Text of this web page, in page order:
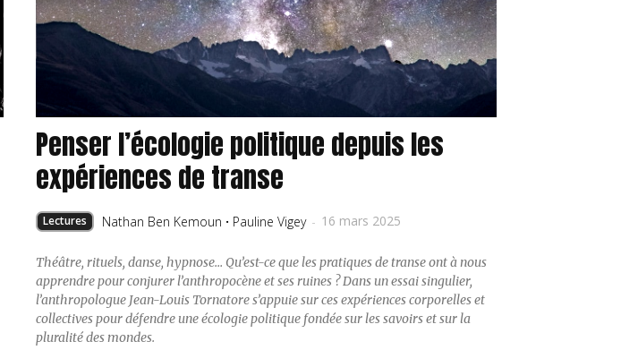
Penser l’écologie politique depuis les
expériences de transe
Lectures Nathan Ben Kemoun · Pauline Vigey - 16 mars 2025
Théâtre, rituels, danse, hypnose… Qu’est-ce que les pratiques de transe ont à nous
apprendre pour conjurer l’anthropocène et ses ruines ? Dans un essai singulier,
l’anthropologue Jean-Louis Tornatore s’appuie sur ces expériences corporelles et
collectives pour défendre une écologie politique fondée sur les savoirs et sur la
pluralité des mondes.